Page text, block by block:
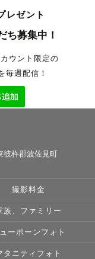
レゼント
ち募集中！
ウント限定の
毎週配信！
彼杵郡波佐見町
撮影料金
族、ファミリー
ーボーンフォト
タニティフォト